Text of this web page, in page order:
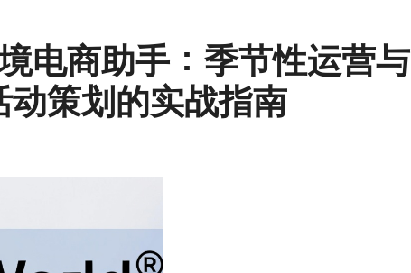
电商助手：季节性运营与
动策划的实战指南